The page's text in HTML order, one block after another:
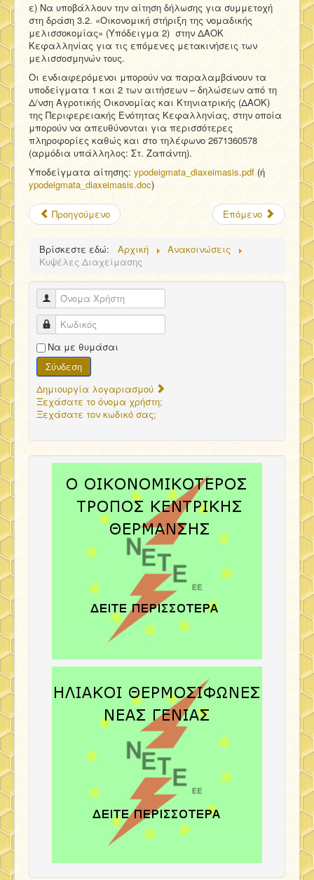
ε) Να υποβάλλουν την αίτηση δήλωσης για συμμετοχή
στη δράση 3.2. «Οικονομική στήριξη της νομαδικής
μελισσοκομίας» (Υπόδειγμα 2) στην ΔΑΟΚ
Κεφαλληνίας για τις επόμενες μετακινήσεις των
μελισσοσμηνών τους.
Οι ενδιαφερόμενοι μπορούν να παραλαμβάνουν τα
υποδείγματα 1 και 2 των αιτήσεων – δηλώσεων από τη
Δ/νση Αγροτικής Οικονομίας και Κτηνιατρικής (ΔΑΟΚ)
της Περιφερειακής Ενότητας Κεφαλληνίας, στην οποία
μπορούν να απευθύνονται για περισσότερες
πληροφορίες καθώς και στο τηλέφωνο 2671360578
(αρμόδια υπάλληλος: Στ. Ζαπάντη).
Υποδείγματα αίτησης: ypodeigmata_diaxeimasis.pdf (ή
ypodeigmata_diaxeimasis.doc)
Προηγούμενο Επόμενο
Βρίσκεστε εδώ: Αρχική
Ανακοινώσεις
Κυψέλες Διαχείμασης
Όνομα Χρήστη
Κωδικός
Να με θυμάσαι
Σύνδεση
Δημιουργία λογαριασμού
Ξεχάσατε το όνομα χρήστη;
Ξεχάσατε τον κωδικό σας;